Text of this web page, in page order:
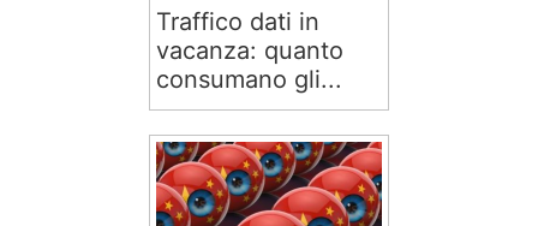
Traffico dati in
vacanza: quanto
consumano gli...